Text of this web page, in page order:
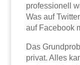
professionell
Was auf
auf Facebook
Das
privat. Alles